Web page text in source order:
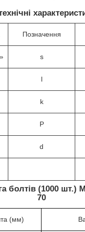
Позначення
s
l
k
P
d
болтів (1000 шт.)
70
(мм)